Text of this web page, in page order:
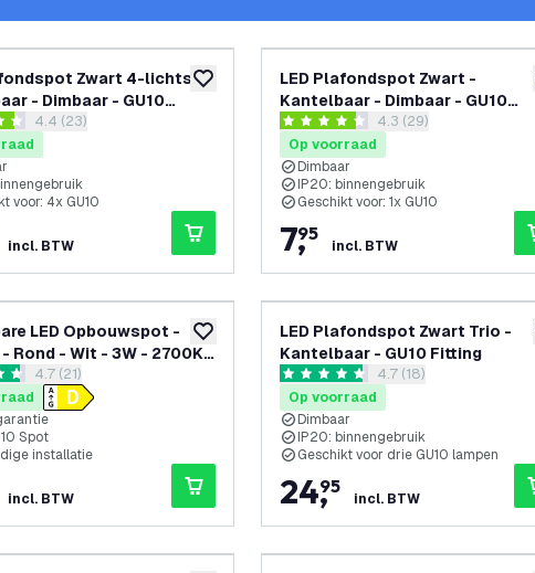
toevoegen aan verlanglijst
Zwart 4-lichts -
- Dimbaar - GU10
reviews drawer openen
4.4 (23)
voor: 4x GU10
incl. BTW
LED Plafondspot Zwart -
Kantelbaar - Dimbaar - GU10
fitting – Opbouwreviews drawer openen
4.3 score sterren4.3 (29)
Op voorraad
Dimbaar
IP20: binnengebruik
Geschikt voor: 1x GU10
7,
95
incl. BTW
toevoegen aan verlanglijst
LED Opbouwspot -
Rond - Wit - 3W - 2700K -
reviews drawer openen
4.7 (21)
Spot
installatie
incl. BTW
LED Plafondspot Zwart Trio -
Kantelbaar - GU10 Fitting
reviews drawer openen
4.7 score sterren4.7 (18)
Op voorraad
Dimbaar
IP20: binnengebruik
Geschikt voor drie GU10 lampen
24,
95
incl. BTW